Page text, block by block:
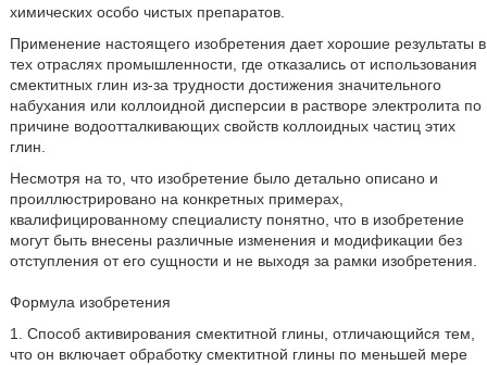
химических особо чистых препаратов.
Применение настоящего изобретения дает хорошие результаты в
тех отраслях промышленности, где отказались от использования
смектитных глин из-за трудности достижения значительного
набухания или коллоидной дисперсии в растворе электролита по
причине водоотталкивающих свойств коллоидных частиц этих
глин.
Несмотря на то, что изобретение было детально описано и
проиллюстрировано на конкретных примерах,
квалифицированному специалисту понятно, что в изобретение
могут быть внесены различные изменения и модификации без
отступления от его сущности и не выходя за рамки изобретения.
Формула изобретения
1. Способ активирования смектитной глины, отличающийся тем,
что он включает обработку смектитной глины по меньшей мере